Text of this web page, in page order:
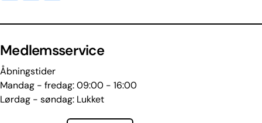
Medlemsservice
Åbningstider
Mandag - fredag: 09:00 - 16:00
Lørdag - søndag: Lukket